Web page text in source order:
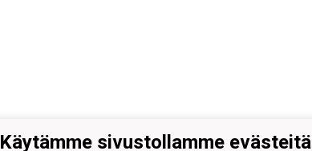
Käytämme sivustollamme evästeitä